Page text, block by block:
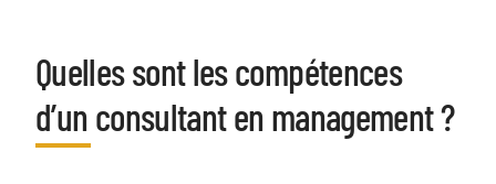
Titre
Quelles sont les compétences
d’un consultant en management ?